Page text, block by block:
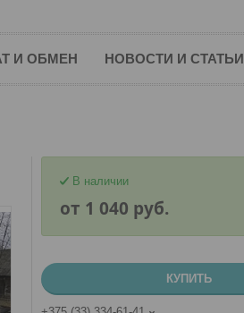
И ОБМЕН НОВОСТИ И СТАТЬИ
В наличии
от 1 040 руб.
КУПИТЬ